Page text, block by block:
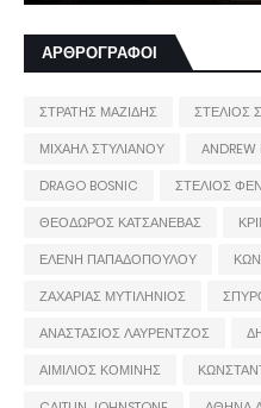
ΑΡΘΡΟΓΡΑΦΟΙ
ΣΤΡΑΤΗΣ ΜΑΖΙΔΗΣ ΣΤΕΛΙΟΣ
ΜΙΧΑΗΛ ΣΤΥΛΙΑΝΟΥ
ANDREW
DRAGO BOSNIC
ΣΤΕΛΙΟΣ
ΘΕΟΔΩΡΟΣ ΚΑΤΣΑΝΕΒΑΣ
ΕΛΕΝΗ ΠΑΠΑΔΟΠΟΥΛΟΥ
ΖΑΧΑΡΙΑΣ ΜΥΤΙΛΗΝΙΟΣ
ΑΝΑΣΤΑΣΙΟΣ ΛΑΥΡΕΝΤΖΟΣ
ΑΙΜΙΛΙΟΣ ΚΟΜΙΝΗΣ